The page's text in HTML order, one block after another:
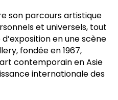
son parcours artistique
et universels, tout
en une scène
fondée en 1967,
contemporain en Asie
internationale des